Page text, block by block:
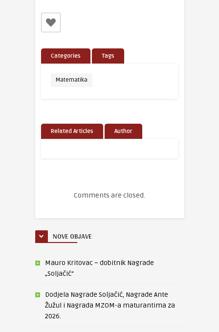
Categories Tags
Matematika
Related Articles Author
Comments are closed.
NOVE OBJAVE
Mauro Kritovac – dobitnik Nagrade
„Soljačić“
Dodjela Nagrade Soljačić, Nagrade Ante
Žužul i Nagrada MZOM-a maturantima za
2026.